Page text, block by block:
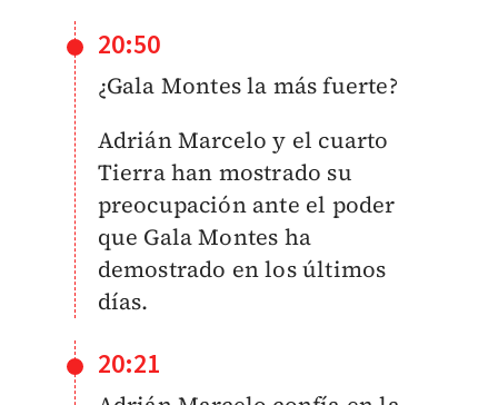
20:50
¿Gala Montes la más fuerte?
Adrián Marcelo y el cuarto
Tierra han mostrado su
preocupación ante el poder
que Gala Montes ha
demostrado en los últimos
días.
20:21